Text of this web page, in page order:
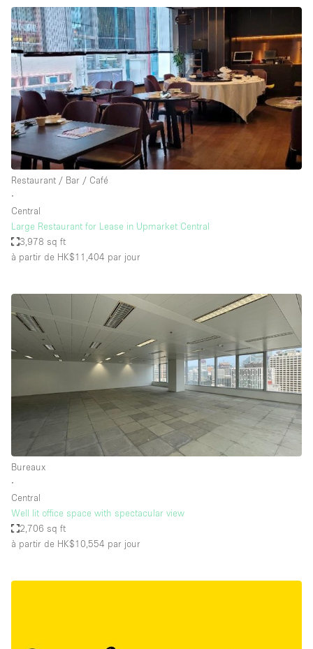
Restaurant / Bar / Café
∙
Central
Large Restaurant for Lease in Upmarket Central
3,978 sq ft
à partir de HK$11,404 par jour
Bureaux
∙
Central
Well lit office space with spectacular view
2,706 sq ft
à partir de HK$10,554 par jour